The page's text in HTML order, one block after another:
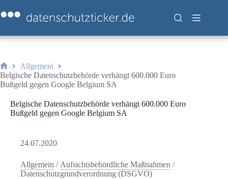
Inhalt
springen
Start
Allgemein
Belgische Datenschutzbehörde verhängt 600.000 Euro
Bußgeld gegen Google Belgium SA
Belgische Datenschutzbehörde verhängt 600.000 Euro
Bußgeld gegen Google Belgium SA
24.07.2020
Allgemein / Aufsichtsbehördliche Maßnahmen /
Datenschutzgrundverordnung (DSGVO)